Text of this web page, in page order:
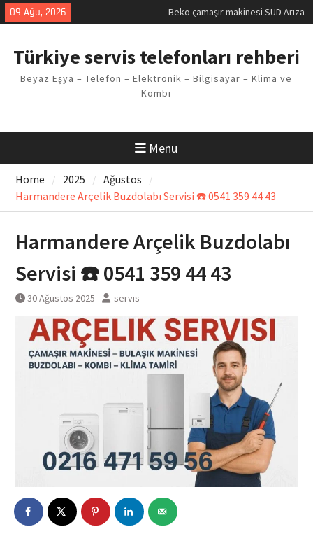
Skip
to
09 Ağu, 2026
Beko çamaşır makinesi SUD Arıza
Kodu
Kodu
Arızası Çözümü
E02 Arıza Kodu Regal kombi
Viessmann kombi F3 Hatası
Çözüm Yöntemleri
Türkiye servis telefonları rehberi
Beyaz Eşya – Telefon – Elektronik – Bilgisayar – Klima ve
Kombi
Menu
Home 2025
Ağustos
Harmandere Arçelik Buzdolabı Servisi ☎️ 0541 359 44 43
Harmandere Arçelik Buzdolabı
Servisi ☎️ 0541 359 44 43
30 Ağustos 2025 servis